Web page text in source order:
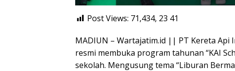
Post Views: 71,434, 23 41
MADIUN – Wartajatim.id || PT Kereta Api
resmi membuka program tahunan “KAI
sekolah. Mengusung tema “Liburan